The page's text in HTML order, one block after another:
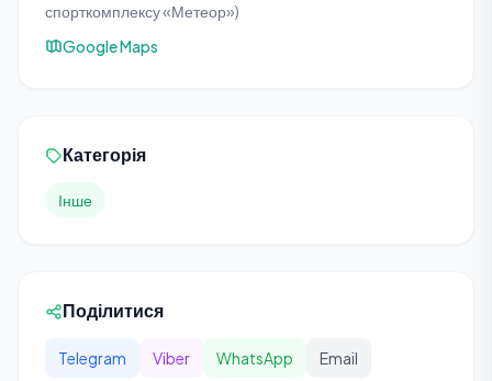
спорткомплексу «Метеор»)
Google Maps
Категорія
Інше
Поділитися
Telegram Viber WhatsApp Email